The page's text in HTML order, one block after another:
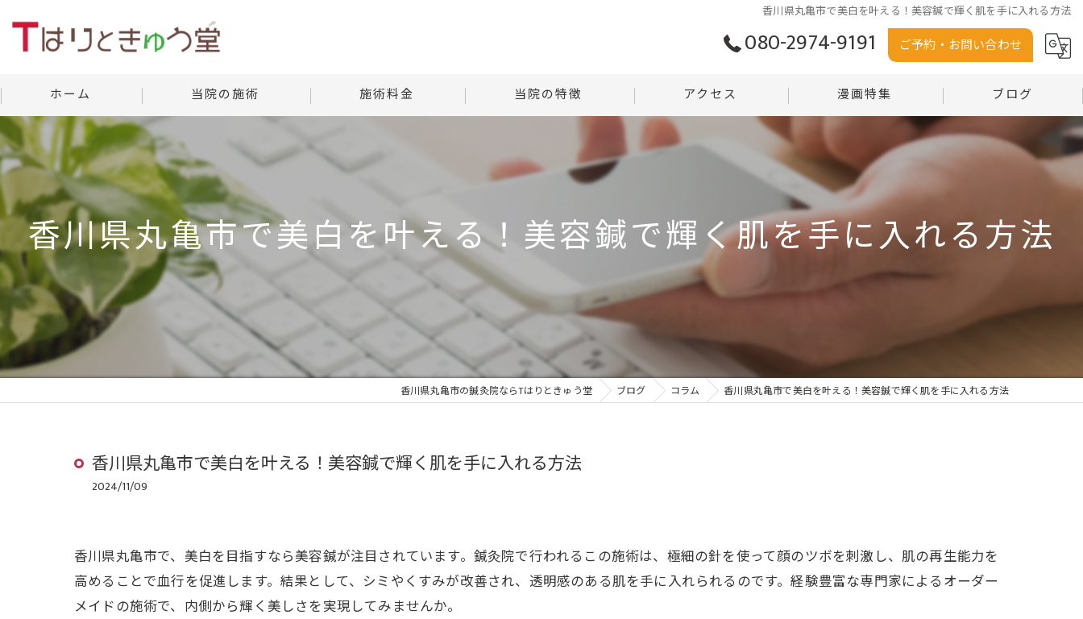
香川県丸亀市で美白を叶える！美容鍼で輝く肌を手に入れる方法
080-2974-9191 ご予約・お問い合わせ
ホーム 当院の施術
美容鍼灸
施術料金
当院の様子
当院の特徴
肩こり
首
アクセス
Tはりときゅう堂
Tはりときゅう堂 沼田店
漫画特集 ブログ
コラム
香川県丸亀市で美白を叶える！美容鍼で輝く肌を手に入れる方法
香川県丸亀市の鍼灸院ならTはりときゅう堂 ブログ コラム 香川県丸亀市で美白を叶える！美容鍼で輝く肌を手に入れる方法
香川県丸亀市で美白を叶える！美容鍼で輝く肌を手に入れる方法
2024/11/09
香川県丸亀市で、美白を目指すなら美容鍼が注目されています。鍼灸院で行われるこの施術は、極細の針を使って顔のツボを刺激し、肌の再生能力を
高めることで血行を促進します。結果として、シミやくすみが改善され、透明感のある肌を手に入れられるのです。経験豊富な専門家によるオーダー
メイドの施術で、内側から輝く美しさを実現してみませんか。